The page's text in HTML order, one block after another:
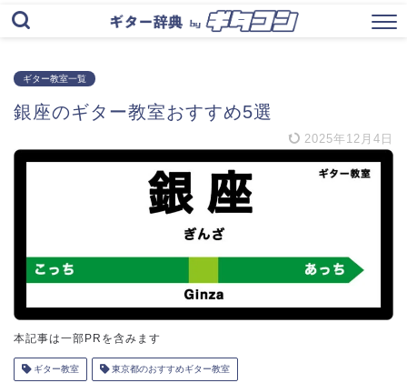
ギター教室一覧
銀座のギター教室おすすめ5選
2025年12月4日
本記事は一部PRを含みます
ギター教室 東京都のおすすめギター教室